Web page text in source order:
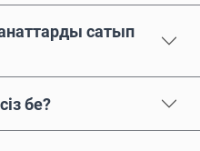
сатып
бе?